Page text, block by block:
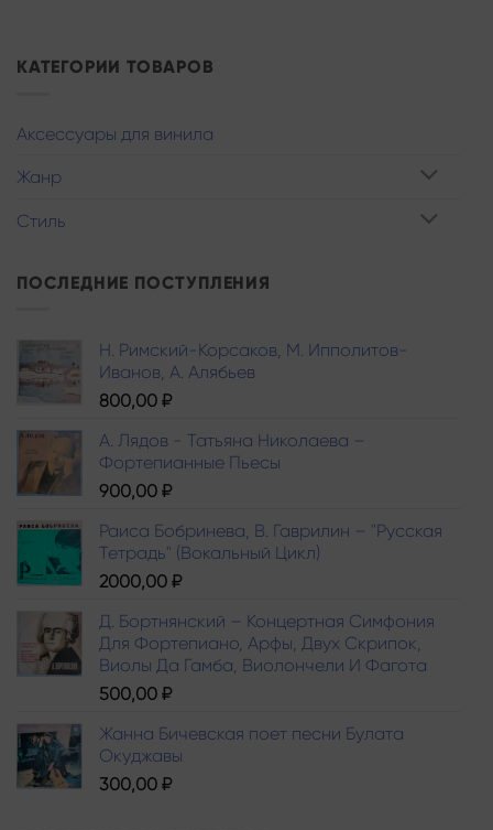
КАТЕГОРИИ ТОВАРОВ
Аксессуары для винила
Жанр
Стиль
ПОСЛЕДНИЕ ПОСТУПЛЕНИЯ
Н. Римский-Корсаков, М. Ипполитов-
Иванов, A. Алябьев
800,00 ₽
А. Лядов - Татьяна Николаева –
Фортепианные Пьесы
900,00 ₽
Раиса Бобринева, В. Гаврилин – "Русская
Тетрадь" (Вокальный Цикл)
2000,00 ₽
Д. Бортнянский – Концертная Симфония
Для Фортепиано, Арфы, Двух Скрипок,
Виолы Да Гамба, Виолончели И Фагота
500,00 ₽
Жанна Бичевская поет песни Булата
Окуджавы
300,00 ₽